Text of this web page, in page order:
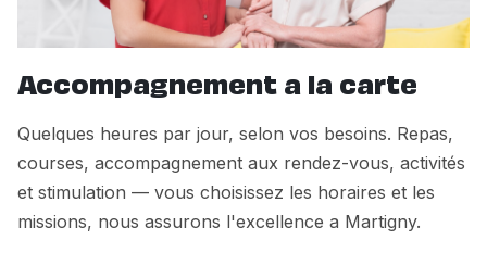
Accompagnement a la carte
Quelques heures par jour, selon vos besoins. Repas,
courses, accompagnement aux rendez-vous, activités
et stimulation — vous choisissez les horaires et les
missions, nous assurons l'excellence a Martigny.